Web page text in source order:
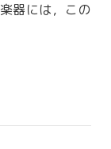
楽器には，この